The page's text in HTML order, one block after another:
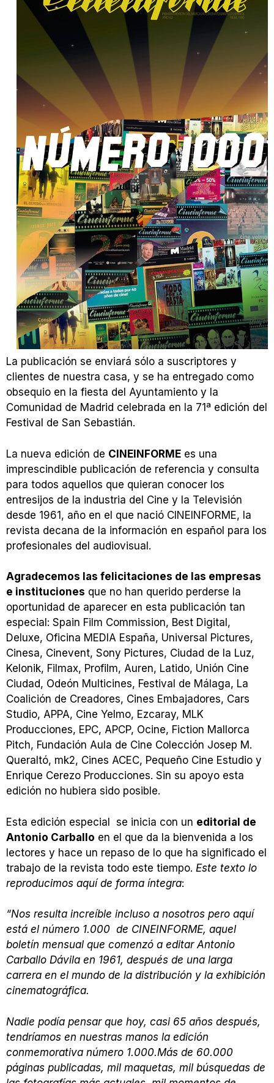
La publicación se enviará sólo a suscriptores y
clientes de nuestra casa, y se ha entregado como
obsequio en la fiesta del Ayuntamiento y la
Comunidad de Madrid celebrada en la 71ª edición del
Festival de San Sebastián.
La nueva edición de CINEINFORME es una
imprescindible publicación de referencia y consulta
para todos aquellos que quieran conocer los
entresijos de la industria del Cine y la Televisión
desde 1961, año en el que nació CINEINFORME, la
revista decana de la información en español para los
profesionales del audiovisual.
Agradecemos las felicitaciones de las empresas
e instituciones que no han querido perderse la
oportunidad de aparecer en esta publicación tan
especial: Spain Film Commission, Best Digital,
Deluxe, Oficina MEDIA España, Universal Pictures,
Cinesa, Cinevent, Sony Pictures, Ciudad de la Luz,
Kelonik, Filmax, Profilm, Auren, Latido, Unión Cine
Ciudad, Odeón Multicines, Festival de Málaga, La
Coalición de Creadores, Cines Embajadores, Cars
Studio, APPA, Cine Yelmo, Ezcaray, MLK
Producciones, EPC, APCP, Ocine, Fiction Mallorca
Pitch, Fundación Aula de Cine Colección Josep M.
Queraltó, mk2, Cines ACEC, Pequeño Cine Estudio y
Enrique Cerezo Producciones. Sin su apoyo esta
edición no hubiera sido posible.
Esta edición especial se inicia con un editorial de
Antonio Carballo en el que da la bienvenida a los
lectores y hace un repaso de lo que ha significado el
trabajo de la revista todo este tiempo. Este texto lo
reproducimos aquí de forma íntegra:
“Nos resulta increíble incluso a nosotros pero aquí
está el número 1.000 de CINEINFORME, aquel
boletín mensual que comenzó a editar Antonio
Carballo Dávila en 1961, después de una larga
carrera en el mundo de la distribución y la exhibición
cinematográfica.
Nadie podía pensar que hoy, casi 65 años después,
tendríamos en nuestras manos la edición
conmemorativa número 1.000.Más de 60.000
páginas publicadas, mil maquetas, mil búsquedas de